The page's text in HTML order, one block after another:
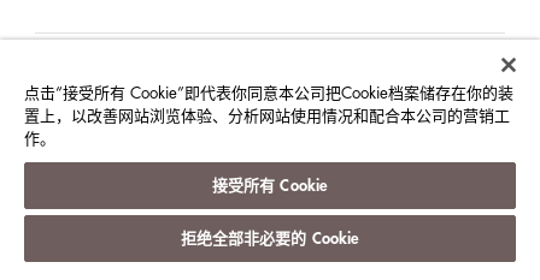
COOKIES政策 宾客及访客行为规范与相互尊重
©朗廷酒店国际有限公司
点击“接受所有 Cookie”即代表你同意本公司把Cookie档案储存在你的装
置上，以改善网站浏览体验、分析网站使用情况和配合本公司的营销工
作。
接受所有 Cookie
拒绝全部非必要的 Cookie